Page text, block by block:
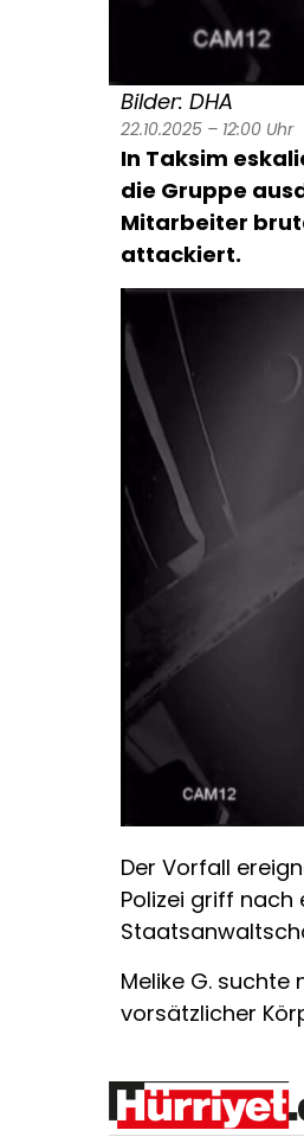
Bilder: DHA
22.10.2025 – 12:00 Uhr
In Taksim
die Gruppe
Mitarbeiter
attackiert.
Der Vorfall
Polizei griff
Melike G.
vorsätzlicher